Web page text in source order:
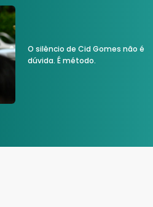
O silêncio de Cid Gomes não é
dúvida. É método.